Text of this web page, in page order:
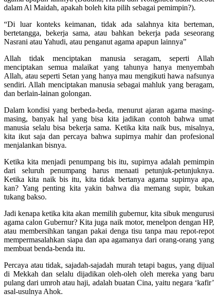
dalam Al Maidah, apakah boleh kita pilih sebagai pemimpin?).
“Di luar konteks keimanan, tidak ada salahnya kita berteman,
bertetangga, bekerja sama, atau bahkan bekerja pada seseorang
Nasrani atau Yahudi, atau penganut agama apapun lainnya”
Allah tidak menciptakan manusia seragam, seperti Allah
menciptakan semua malaikat yang tahunya hanya menyembah
Allah, atau seperti Setan yang hanya mau mengikuti hawa nafsunya
sendiri. Allah menciptakan manusia sebagai mahluk yang beragam,
dan berlain-lainan golongan.
Dalam kondisi yang berbeda-beda, menurut ajaran agama masing-
masing, banyak hal yang bisa kita jadikan contoh bahwa umat
manusia selalu bisa bekerja sama. Ketika kita naik bus, misalnya,
kita ikut saja dan percaya bahwa supirnya mahir dan profesional
menjalankan bisnya.
Ketika kita menjadi penumpang bis itu, supirnya adalah pemimpin
dari seluruh penumpang harus menaati petunjuk-petunjuknya.
Ketika kita naik bis itu, kita tidak bertanya agama supirnya apa,
kan? Yang penting kita yakin bahwa dia memang supir, bukan
tukang bakso.
Jadi kenapa ketika kita akan memilih gubernur, kita sibuk mengurusi
agama calon Gubernur? Kita juga naik motor, menelpon dengan HP,
atau membersihkan tangan pakai denga tisu tanpa mau repot-repot
mempermasalahkan siapa dan apa agamanya dari orang-orang yang
membuat benda-benda itu.
Percaya atau tidak, sajadah-sajadah murah tetapi bagus, yang dijual
di Mekkah dan selalu dijadikan oleh-oleh oleh mereka yang baru
pulang dari umroh atau haji, adalah buatan Cina, yaitu negara ‘kafir’
asal-usulnya Ahok.